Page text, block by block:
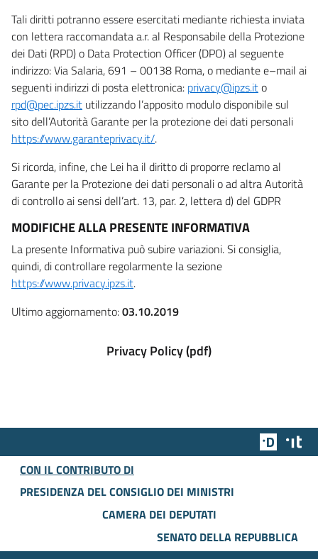
Tali diritti potranno essere esercitati mediante richiesta inviata
con lettera raccomandata a.r. al Responsabile della Protezione
dei Dati (RPD) o Data Protection Officer (DPO) al seguente
indirizzo: Via Salaria, 691 – 00138 Roma, o mediante e–mail ai
seguenti indirizzi di posta elettronica: privacy@ipzs.ito
rpd@pec.ipzs.it utilizzando l’apposito modulo disponibile sul
sito dell’Autorità Garante per la protezione dei dati personali
https://www.garanteprivacy.it/.
Si ricorda, infine, che Lei ha il diritto di proporre reclamo al
Garante per la Protezione dei dati personali o ad altra Autorità
di controllo ai sensi dell’art. 13, par. 2, lettera d) del GDPR
MODIFICHE ALLA PRESENTE INFORMATIVA
La presente Informativa può subire variazioni. Si consiglia,
quindi, di controllare regolarmente la sezione
https://www.privacy.ipzs.it.
Ultimo aggiornamento:03.10.2019
Privacy Policy (pdf)
Team
CON IL CONTRIBUTO DI
PRESIDENZA DEL CONSIGLIO DEI MINISTRI
CAMERA DEI DEPUTATI
SENATO DELLA REPUBBLICA